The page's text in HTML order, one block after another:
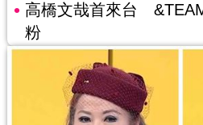
高橋文哉首來台
粉